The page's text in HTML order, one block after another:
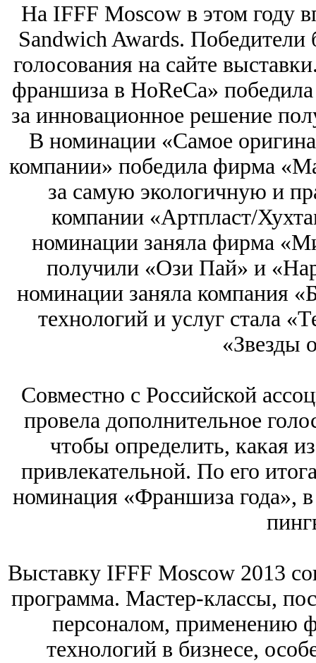
На IFFF Moscow в этом году
Sandwich Awards.
голосования на сайте
франшиза в HoReCa»
за инновационное решение
В номинации «Самое
компании» победила фирма
за самую экологичную и
компании «Артпласт/
номинации заняла фирма
получили «Ози Пай» и
номинации заняла компания
технологий и услуг стала
«Звезды
Совместно с Российской
провела дополнительное
чтобы определить, какая
привлекательной. По его
номинация «Франшиза года»,
Выставку IFFF Moscow 2013
программа. Мастер-классы,
персоналом, применению
технологий в бизнесе,